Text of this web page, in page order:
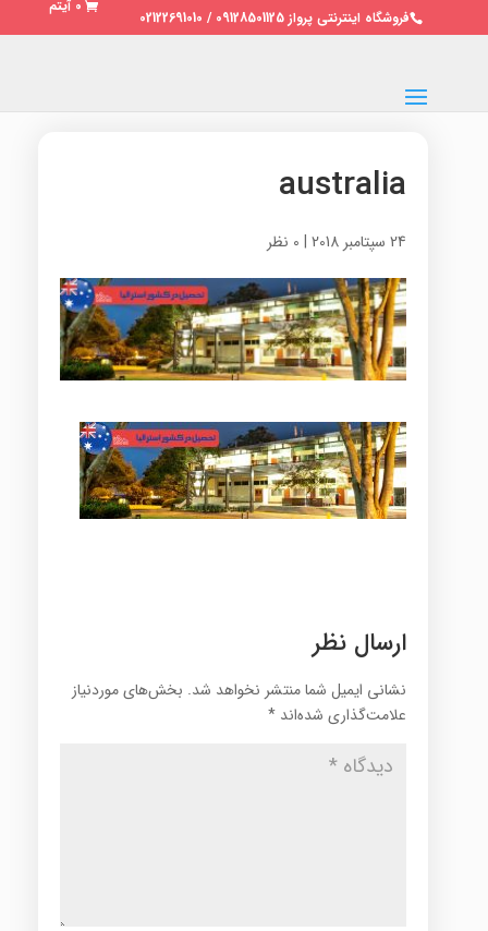
فروشگاه اینترنتی پرواز 09128501125 / 02122691010
0 آیتم
australia
24 سپتامبر 2018 | 0 نظر
ارسال نظر
نشانی ایمیل شما منتشر نخواهد شد. بخش‌های موردنیاز
علامت‌گذاری شده‌اند *